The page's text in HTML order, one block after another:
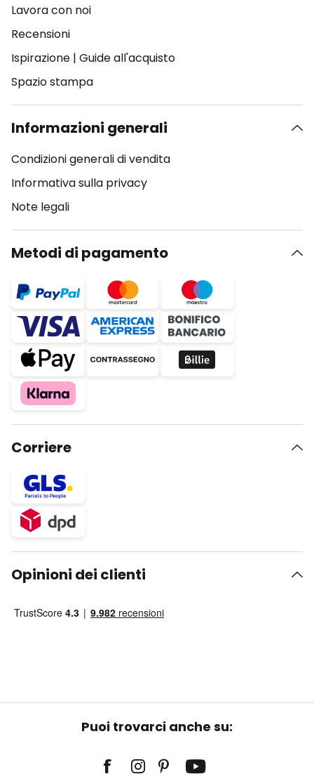
Lavora con noi
Recensioni
Ispirazione | Guide all'acquisto
Spazio stampa
Informazioni generali
Condizioni generali di vendita
Informativa sulla privacy
Note legali
Metodi di pagamento
Corriere
Opinioni dei clienti
Puoi trovarci anche su: